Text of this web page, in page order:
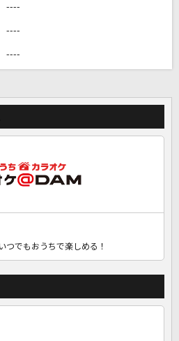
----
----
----
つでもおうちで楽しめる！